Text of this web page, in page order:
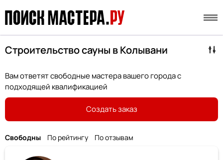
Строительство сауны в Колывани
Вам ответят свободные мастера вашего города с
подходящей квалификацией
Создать заказ
Свободны По рейтингу По отзывам